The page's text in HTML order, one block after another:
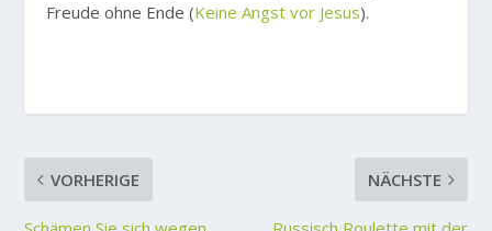
Freude ohne Ende (Keine Angst vor Jesus).
VORHERIGE NÄCHSTE